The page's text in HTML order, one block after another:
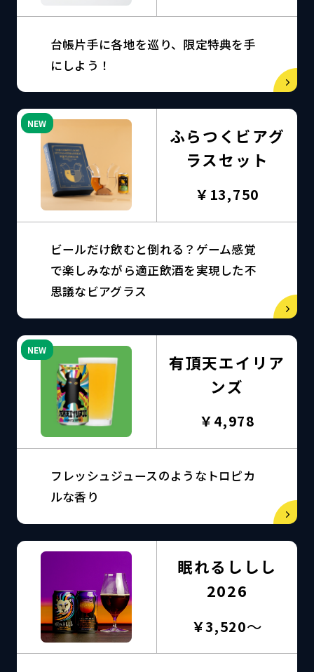
台帳片手に各地を巡り、限定特典を手
にしよう！
NEW
ふらつくビアグ
ラスセット
￥13,750
ビールだけ飲むと倒れる？ゲーム感覚
で楽しみながら適正飲酒を実現した不
思議なビアグラス
NEW
有頂天エイリア
ンズ
￥4,978
フレッシュジュースのようなトロピカ
ルな香り
眠れるししし
2026
￥3,520～